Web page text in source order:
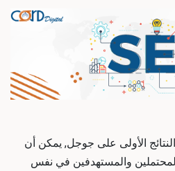
الأولى على جوجل, يمكن أن
والمستهدفين في نفس